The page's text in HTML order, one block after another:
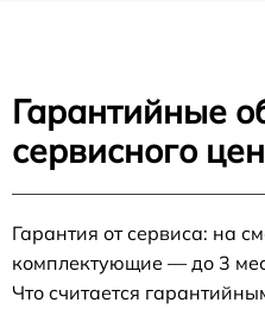
Гарантийные
сервисного
Гарантия от сервиса: на
комплектующие — до 3
Что считается